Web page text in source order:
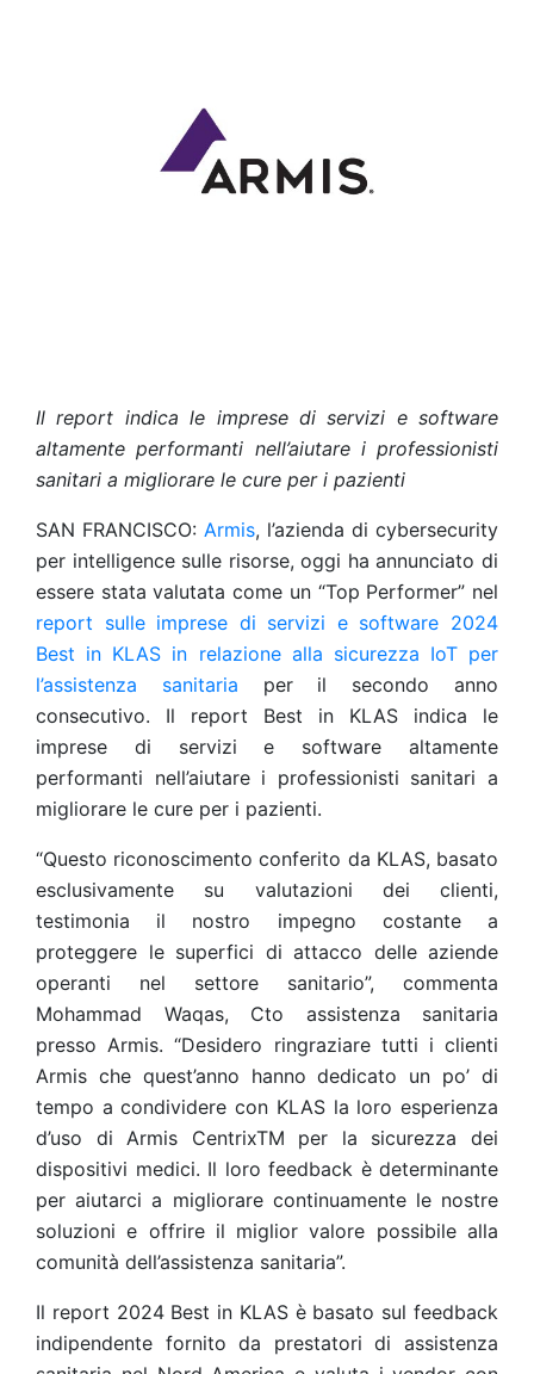
Il report indica le imprese di servizi e software
altamente performanti nell’aiutare i professionisti
sanitari a migliorare le cure per i pazienti
SAN FRANCISCO: Armis, l’azienda di cybersecurity
per intelligence sulle risorse, oggi ha annunciato di
essere stata valutata come un “Top Performer” nel
report sulle imprese di servizi e software 2024
Best in KLAS in relazione alla sicurezza IoT per
l’assistenza sanitaria per il secondo anno
consecutivo. Il report Best in KLAS indica le
imprese di servizi e software altamente
performanti nell’aiutare i professionisti sanitari a
migliorare le cure per i pazienti.
“Questo riconoscimento conferito da KLAS, basato
esclusivamente su valutazioni dei clienti,
testimonia il nostro impegno costante a
proteggere le superfici di attacco delle aziende
operanti nel settore sanitario”, commenta
Mohammad Waqas, Cto assistenza sanitaria
presso Armis. “Desidero ringraziare tutti i clienti
Armis che quest’anno hanno dedicato un po’ di
tempo a condividere con KLAS la loro esperienza
d’uso di Armis CentrixTM per la sicurezza dei
dispositivi medici. Il loro feedback è determinante
per aiutarci a migliorare continuamente le nostre
soluzioni e offrire il miglior valore possibile alla
comunità dell’assistenza sanitaria”.
Il report 2024 Best in KLAS è basato sul feedback
indipendente fornito da prestatori di assistenza